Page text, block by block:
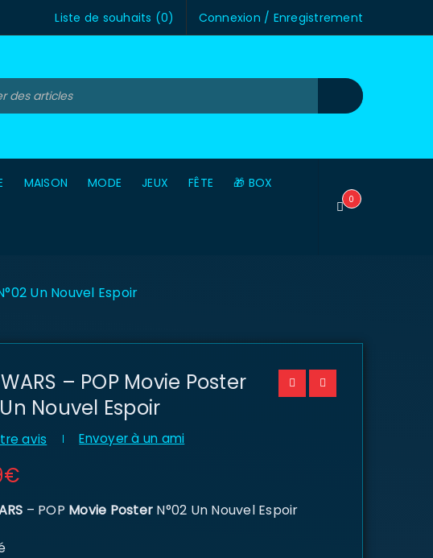
Connexion / Enregistrement
Liste de souhaits (0)
MAISON MODE JEUX FÊTE 🎁 BOX
0
Un Nouvel Espoir
WARS – POP Movie Poster
Nouvel Espoir
avis Envoyer à un ami
€
– POP Movie Poster N°02 Un Nouvel Espoir